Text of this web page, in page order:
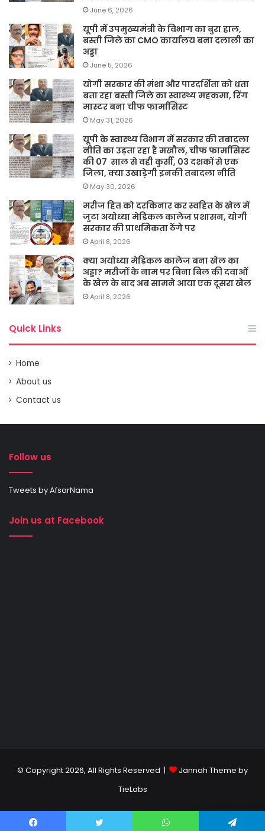
June 6, 2026
यूपी में उपमुख्यमंत्री के विभाग का बुरा हाल,
बस्ती जिले का CMO कार्यालय बना दलाली का
अड्डा
June 5, 2026
योगी सरकार की मंशा और पारदर्शिता को धता
बता रहा बस्ती जिले का स्वास्थ्य महकमा, रिंग
मास्टर बना चीफ फार्मासिस्ट
May 31, 2026
यूपी के स्वास्थ्य विभाग में सरकार की तबादला
नीति का उड़ता रहा है मखौल, चीफ फार्मासिस्ट
की 07 साल से वही कुर्सी, 03 दशकों से एक
जिला, क्या उखाड़ेगी इनकी तबादला नीति
May 30, 2026
मरीज हित को दरकिनार कर स्वहित के खेल में
जुटा अयोध्या मेडिकल कालेज प्रशासन, योगी
सरकार की प्राथमिकता ठेंगे पर
April 8, 2026
क्या अयोध्या मेडिकल कालेज बना खेल का
अड्डा? मरीजों के नाम पर बिना बिल की दवाओं
के खेल के बाद अब सामने आया एक दूसरा खेल
April 8, 2026
Quick Links
Home
About us
Contact us
Follow us
Tweets by AfsarNama
Join us at Facebook
© Copyright 2026, All Rights Reserved |
Jannah Theme by
TieLabs